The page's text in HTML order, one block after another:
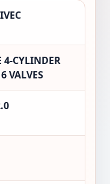
CYLINDER
VALVES